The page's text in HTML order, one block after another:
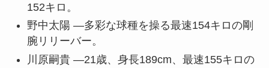
152キロ。
野中太陽 —多彩な球種を操る最速154キロの剛
腕リリーバー。
川原嗣貴 —21歳、身長189cm、最速155キロの